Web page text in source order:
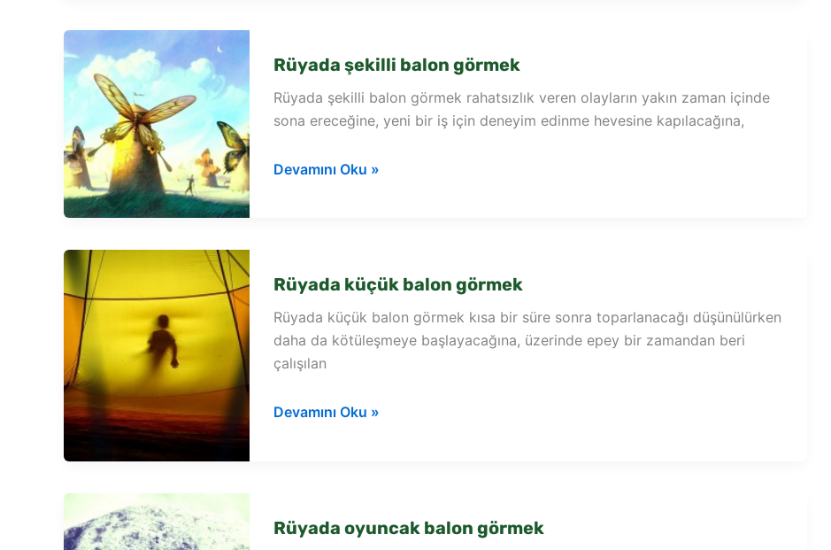
Rüyada şekilli balon görmek
Rüyada şekilli balon görmek rahatsızlık veren olayların yakın zaman içinde
sona ereceğine, yeni bir iş için deneyim edinme hevesine kapılacağına,
Rüyada
Devamını Oku »
Rüyada küçük balon görmek
Rüyada küçük balon görmek kısa bir süre sonra toparlanacağı düşünülürken
daha da kötüleşmeye başlayacağına, üzerinde epey bir zamandan beri
çalışılan
Rüyada
Devamını Oku »
Rüyada oyuncak balon görmek